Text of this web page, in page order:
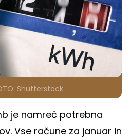
Shutterstock
je namreč potrebna
Vse račune za januar in